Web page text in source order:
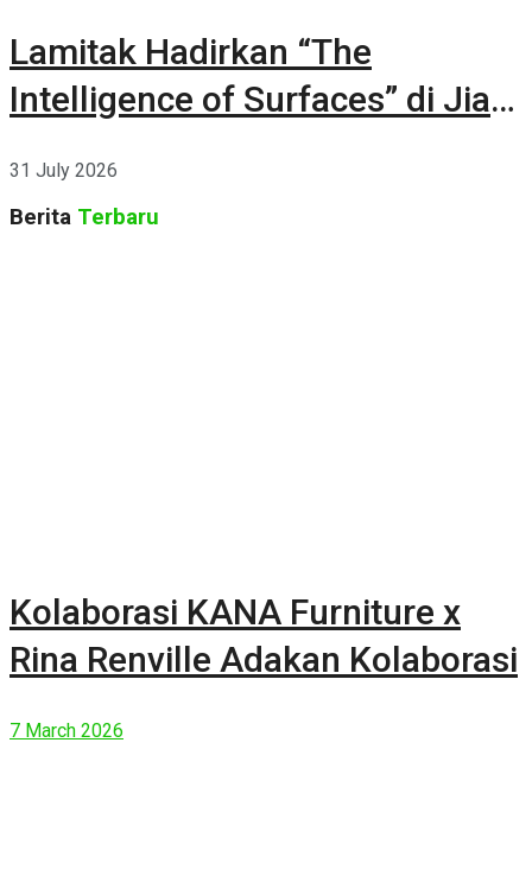
Lamitak Hadirkan “The
Intelligence of Surfaces” di Jia
31 July 2026
Berita Terbaru
Kolaborasi KANA Furniture x
Rina Renville Adakan Kolaborasi
7 March 2026